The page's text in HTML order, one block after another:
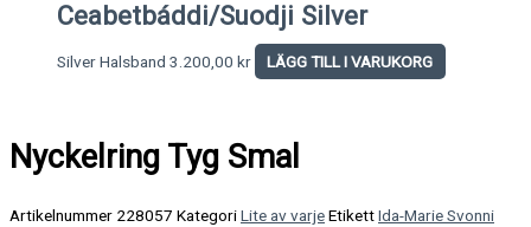
Ceabetbáddi/Suodji Silver
Silver Halsband 3.200,00 kr LÄGG TILL I VARUKORG
Nyckelring Tyg Smal
Artikelnummer 228057 KategoriLite av varjeEtikettIda-Marie Svonni